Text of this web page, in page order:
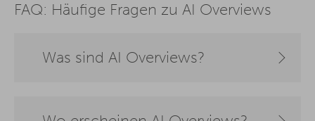
FAQ: Häufige Fragen zu AI Overviews
Was sind AI Overviews?